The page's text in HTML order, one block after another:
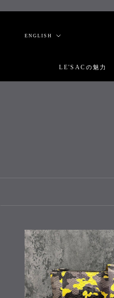
LE'SACの魅力
Language
ENGLISH